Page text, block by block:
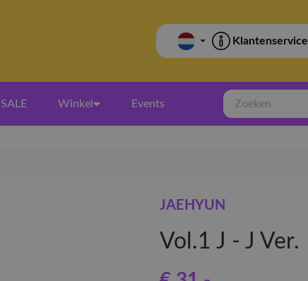
Klantenservice
SALE Winkel Events
Zoeken
JAEHYUN
Vol.1 J - J Ver.